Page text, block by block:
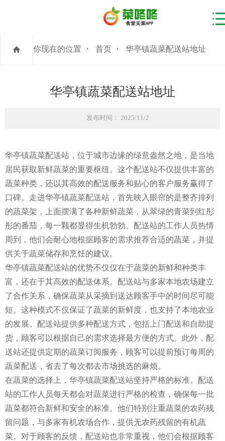
你现在的位置 首页 华亭镇蔬菜配送站地址
华亭镇蔬菜配送站地址
发布时间： 2025/11/2
华亭镇蔬菜配送站，位于城市边缘的绿意盎然之地，是当地
居民获取新鲜蔬菜的重要枢纽。这个配送站不仅提供丰富的
蔬菜种类，还以其高效的配送服务和贴心的客户服务赢得了
口碑。走进华亭镇蔬菜配送站，首先映入眼帘的是整齐排列
的蔬菜架，上面摆满了各种新鲜蔬菜，从翠绿的青菜到红彤
彤的番茄，每一颗都显得生机勃勃。配送站的工作人员热情
周到，他们会耐心地根据顾客的需求推荐合适的蔬菜，并提
供关于蔬菜储存和烹饪的建议。
华亭镇蔬菜配送站的优势不仅仅在于蔬菜的新鲜和种类丰
富，还在于其高效的配送体系。配送站与多家本地农场建立
了合作关系，确保蔬菜从采摘到送达顾客手中的时间尽可能
短。这种模式不仅保证了蔬菜的新鲜度，也支持了本地农业
的发展。配送站提供多种配送方式，包括上门配送和自助提
货，顾客可以根据自己的需求选择最方便的方式。此外，配
送站还提供定期的蔬菜订阅服务，顾客可以提前预订每周的
蔬菜配送，省去了每次都去市场挑选的麻烦。
在蔬菜的选择上，华亭镇蔬菜配送站坚持严格的标准。配送
站的工作人员每天都会对蔬菜进行严格的检查，确保每一批
蔬菜都符合新鲜和安全的标准。他们特别注重蔬菜的农药残
留问题，与多家有机农场合作，提供无农药残留的有机蔬
菜。对于顾客的反馈，配送站也非常重视，他们会根据顾客